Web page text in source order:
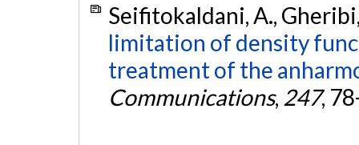
Seifitokaldani, A.,
limitation of density
treatment of the
Communications, 247,